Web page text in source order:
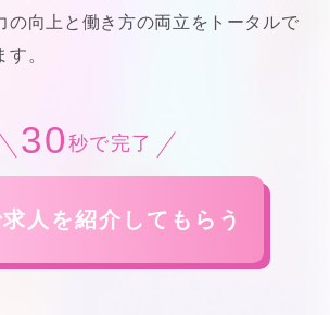
の向上と働き方の両立をトータルで
。
30 秒で完了
人を紹介してもらう